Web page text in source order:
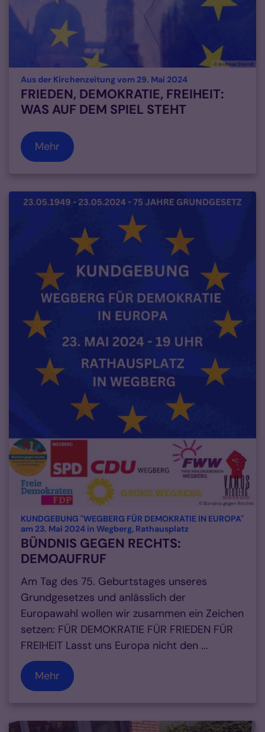
© Andreas Steindl
Aus der Kirchenzeitung vom 29. Mai 2024:
FRIEDEN, DEMOKRATIE, FREIHEIT:
WAS AUF DEM SPIEL STEHT
Mehr
© Bündnis gegen Rechts
KUNDGEBUNG "WEGBERG FÜR DEMOKRATIE IN EUROPA"
am 23. Mai 2024 in Wegberg, Rathausplatz
BÜNDNIS GEGEN RECHTS:
DEMOAUFRUF
Am Tag des 75. Geburtstages unseres
Grundgesetzes und anlässlich der
Europawahl wollen wir zusammen ein Zeichen
setzen: FÜR DEMOKRATIE FÜR FRIEDEN FÜR
FREIHEIT Lasst uns Europa nicht den ...
Mehr